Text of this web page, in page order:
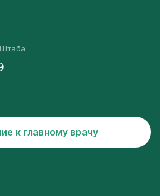
Штаба
к главному врачу